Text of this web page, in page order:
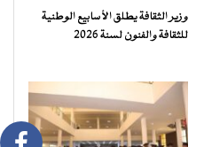
وزير الثقافة يطلق الأسابيع الوطنية
للثقافة والفنون لسنة 2026